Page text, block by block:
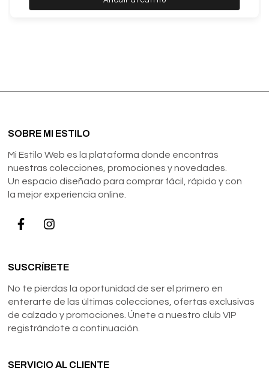
SOBRE MI ESTILO
Mi Estilo Web es la plataforma donde encontrás
nuestras colecciones, promociones y novedades.
Un espacio diseñado para comprar fácil, rápido y con
la mejor experiencia online.
SUSCRÍBETE
No te pierdas la oportunidad de ser el primero en
enterarte de las últimas colecciones, ofertas exclusivas
de calzado y promociones. Únete a nuestro club VIP
registrándote a continuación.
SERVICIO AL CLIENTE